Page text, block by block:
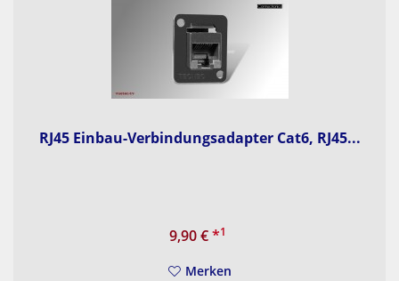
RJ45 Einbau-Verbindungsadapter Cat6, RJ45...
9,90 €*1
Merken